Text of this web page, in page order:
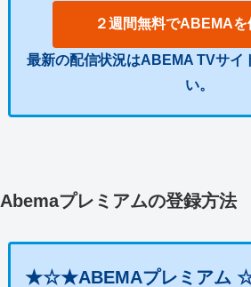
２週間無料でABEMAを
最新の配信状況はABEMA TVサイ
い。
Abemaプレミアムの登録方法
★☆★ABEMAプレミア